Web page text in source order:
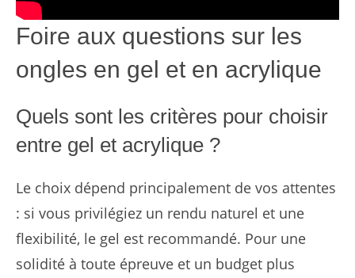
Foire aux questions sur les
ongles en gel et en acrylique
Quels sont les critères pour choisir
entre gel et acrylique ?
Le choix dépend principalement de vos attentes
: si vous privilégiez un rendu naturel et une
flexibilité, le gel est recommandé. Pour une
solidité à toute épreuve et un budget plus